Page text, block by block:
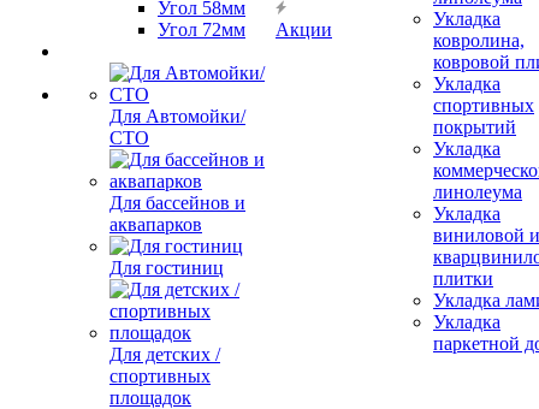
Угол 58мм
Угол 72мм
Для Автомойки/
СТО
Для бассейнов и
аквапарков
Для гостиниц
Для детских /
спортивных
площадок
Акции
Укладка
ковролина,
ковровой
Укладка
спортивных
покрытий
Укладка
линолеума
Укладка
виниловой и
плитки
Укладка
Укладка
паркетной